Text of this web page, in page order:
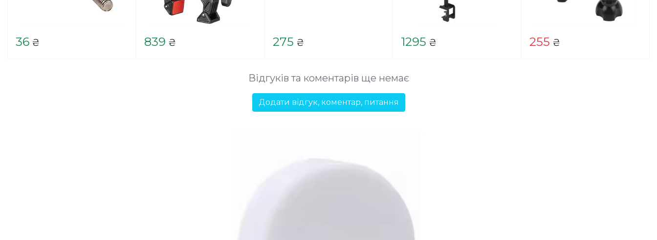
36 ₴ 839 ₴ 275 ₴ 1295 ₴ 255 ₴
Відгуків та коментарів ще немає
Додати відгук, коментар, питання